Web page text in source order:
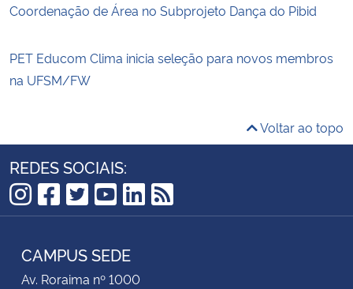
Coordenação de Área no Subprojeto Dança do Pibid
PET Educom Clima inicia seleção para novos membros
na UFSM/FW
Voltar ao topo
REDES SOCIAIS:
Instagram
Facebook
Twitter
YouTube
LinkedIn
RSS
CAMPUS SEDE
Av. Roraima nº 1000